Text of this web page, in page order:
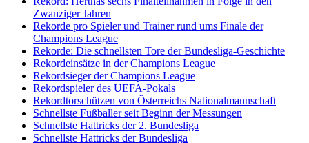
Zwanziger Jahren
Rekorde pro Spieler und Trainer rund ums Finale der
Champions League
Rekorde: Die schnellsten Tore der Bundesliga-Geschichte
Rekordeinsätze in der Champions League
Rekordsieger der Champions League
Rekordspieler des UEFA-Pokals
Rekordtorschützen von Österreichs Nationalmannschaft
Schnellste Fußballer seit Beginn der Messungen
Schnellste Hattricks der 2. Bundesliga
Schnellste Hattricks der Bundesliga